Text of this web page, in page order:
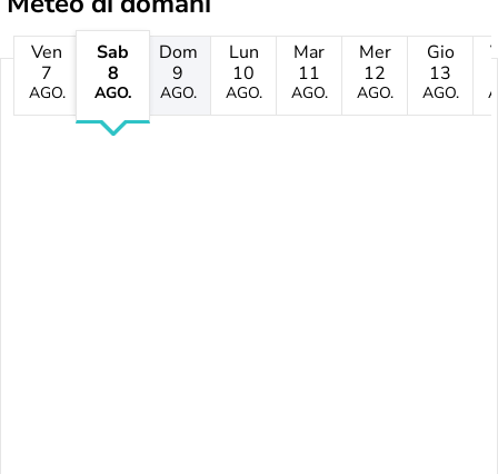
Ven
7
AGO.
Sab
8
AGO.
Dom
9
AGO.
Lun
10
AGO.
Mar
11
AGO.
Mer
12
AGO.
Gio
13
AGO.